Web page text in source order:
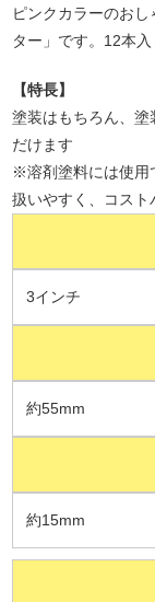
ピンクカラーのお
ター」です。12本
【特長】
塗装はもちろん、塗
だけます
※溶剤塗料には使用
扱いやすく、コス
3インチ
約55mm
約15mm